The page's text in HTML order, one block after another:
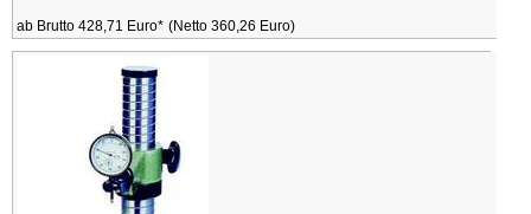
ab Brutto 428,71 Euro* (Netto 360,26 Euro)